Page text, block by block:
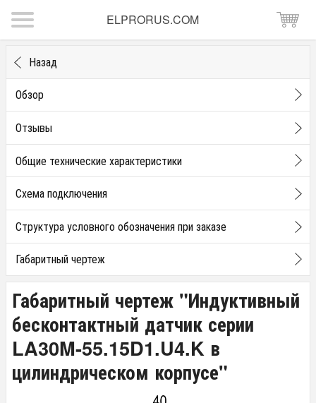
ELPRORUS.COM
Назад
Обзор
Отзывы
Общие технические характеристики
Схема подключения
Структура условного обозначения при заказе
Габаритный чертеж
Габаритный чертеж "Индуктивный
бесконтактный датчик серии
LA30M-55.15D1.U4.K в
цилиндрическом корпусе"